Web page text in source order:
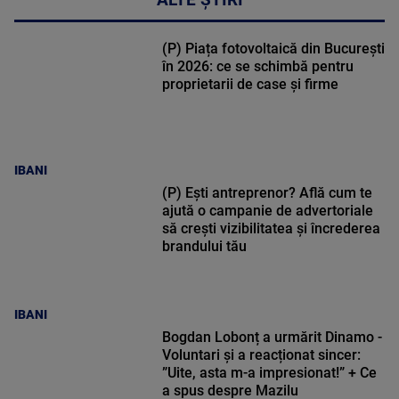
IBANI
(P) Piața fotovoltaică din București
în 2026: ce se schimbă pentru
proprietarii de case și firme
IBANI
(P) Ești antreprenor? Află cum te
ajută o campanie de advertoriale
să crești vizibilitatea și încrederea
brandului tău
Bogdan Lobonț a urmărit Dinamo -
Voluntari și a reacționat sincer:
”Uite, asta m-a impresionat!” + Ce
a spus despre Mazilu